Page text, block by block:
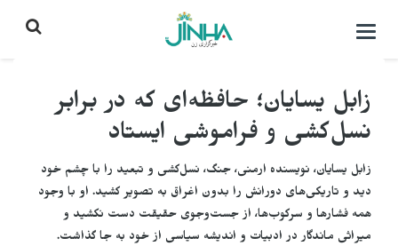
باز
بستن
زابل یسایان؛ حافظه‌ای که در برابر
نسل‌کشی و فراموشی ایستاد
زابل یسایان، نویسنده ارمنی، جنگ، نسل‌کشی و تبعید را با چشم خود
دید و تاریکی‌های دورانش را بدون اغراق به تصویر کشید. او با وجود
همه فشارها و سرکوب‌ها، از جست‌وجوی حقیقت دست نکشید و
میراثی ماندگار در ادبیات و اندیشه سیاسی از خود به جا گذاشت.